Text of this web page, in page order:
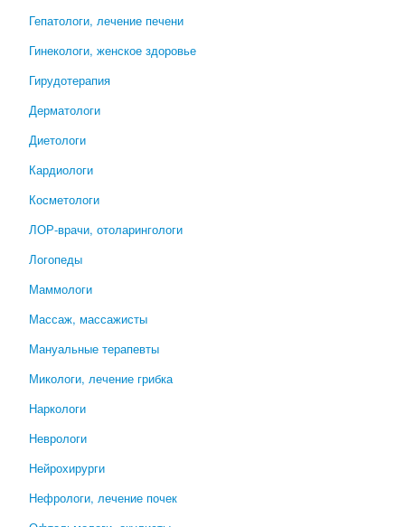
Гепатологи, лечение печени
Гинекологи, женское здоровье
Гирудотерапия
Дерматологи
Диетологи
Кардиологи
Косметологи
ЛОР-врачи, отоларингологи
Логопеды
Маммологи
Массаж, массажисты
Мануальные терапевты
Микологи, лечение грибка
Наркологи
Неврологи
Нейрохирурги
Нефрологи, лечение почек